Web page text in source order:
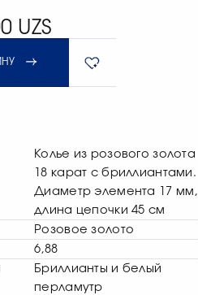
UZS
Колье из розового золота
18 карат с бриллиантами.
Диаметр элемента 17 мм,
длина цепочки 45 см
Розовое золото
6,88
Бриллианты и белый
перламутр